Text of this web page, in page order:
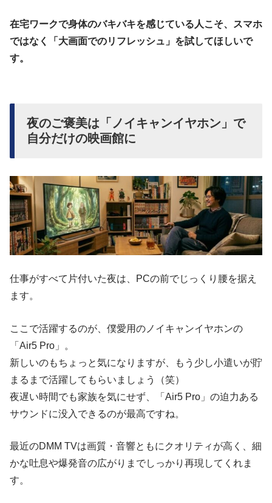
在宅ワークで身体のバキバキを感じている人こそ、スマホ
ではなく「大画面でのリフレッシュ」を試してほしいで
す。
夜のご褒美は「ノイキャンイヤホン」で
自分だけの映画館に
仕事がすべて片付いた夜は、PCの前でじっくり腰を据え
ます。
ここで活躍するのが、僕愛用のノイキャンイヤホンの
「Air5 Pro」。
新しいのもちょっと気になりますが、もう少し小遣いが貯
まるまで活躍してもらいましょう（笑）
夜遅い時間でも家族を気にせず、「Air5 Pro」の迫力ある
サウンドに没入できるのが最高ですね。
最近のDMM TVは画質・音響ともにクオリティが高く、細
かな吐息や爆発音の広がりまでしっかり再現してくれま
す。